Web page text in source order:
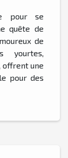
pour se
quête de
de
yourtes,
offrent une
pour des